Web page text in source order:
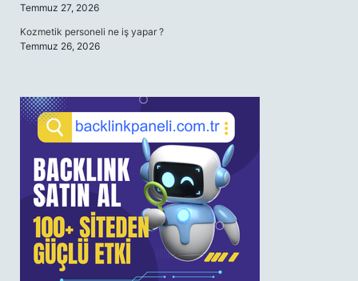
Temmuz 27, 2026
Kozmetik personeli ne iş yapar ?
Temmuz 26, 2026